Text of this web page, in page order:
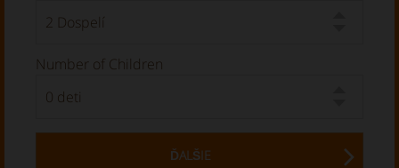
Number of Children
ĎALŠIE